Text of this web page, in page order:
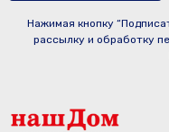
Нажимая кнопку
рассылку и обработку